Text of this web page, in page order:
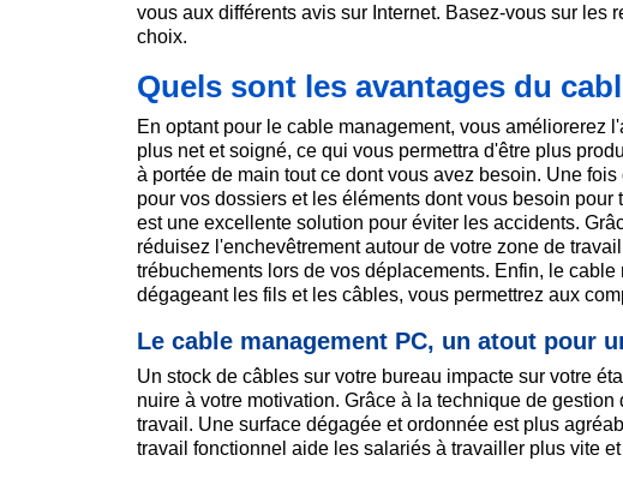
vous aux différents avis sur Internet. Basez-vous sur
choix.
Quels sont les avantages du
En optant pour le cable management, vous améliorerez
plus net et soigné, ce qui vous permettra d'être plus
à portée de main tout ce dont vous avez besoin. Une
pour vos dossiers et les éléments dont vous besoin
est une excellente solution pour éviter les accidents.
réduisez l'enchevêtrement autour de votre zone de
trébuchements lors de vos déplacements. Enfin, le
dégageant les fils et les câbles, vous permettrez aux
Le cable management PC, un atout pour
Un stock de câbles sur votre bureau impacte sur votre
nuire à votre motivation. Grâce à la technique de
travail. Une surface dégagée et ordonnée est plus
travail fonctionnel aide les salariés à travailler plus vite